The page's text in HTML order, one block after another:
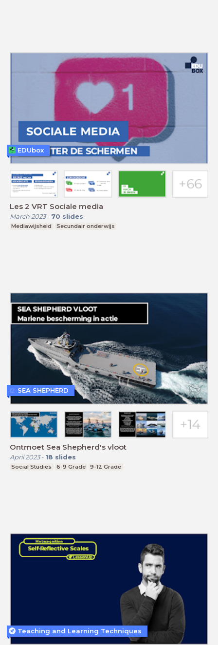
Les 2 VRT Sociale media
March 2023- 70 slides
Mediawijsheid Secundair onderwijs
EDUbox
Ontmoet Sea Shepherd's vloot
April 2023- 18 slides
Social Studies 6-9 Grade 9-12 Grade
SEA SHEPHERD
Teaching and Learning Techniques